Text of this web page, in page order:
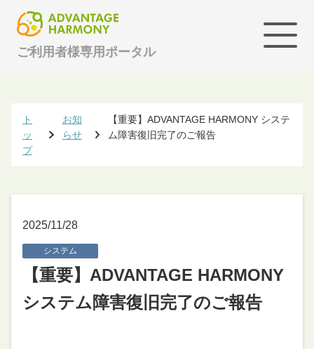
ご利用者様専用ポータル
ト
ッ
プ
お知
らせ
【重要】ADVANTAGE HARMONY システ
ム障害復旧完了のご報告
2025/11/28
システム
【重要】ADVANTAGE HARMONY
システム障害復旧完了のご報告